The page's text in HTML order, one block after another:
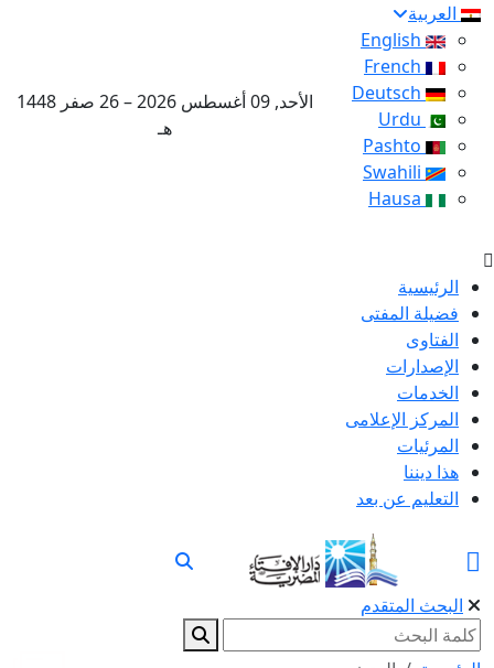
العربية
الأحد, 09 أغسطس 2026 – 26 صفر 1448
هـ
الرئيسية
فضيلة المفتى
الفتاوى
الإصدارات
الخدمات
المركز الإعلامى
المرئيات
هذا ديننا
التعليم عن بعد
البحث المتقدم